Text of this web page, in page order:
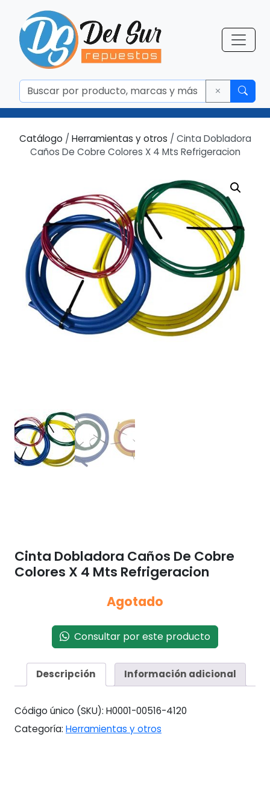
Catálogo / Herramientas y otros / Cinta Dobladora
Caños De Cobre Colores X 4 Mts Refrigeracion
Cinta Dobladora Caños De Cobre
Colores X 4 Mts Refrigeracion
Agotado
Consultar por este producto
Descripción Información adicional
Código único (SKU): H0001-00516-4120
Categoría: Herramientas y otros